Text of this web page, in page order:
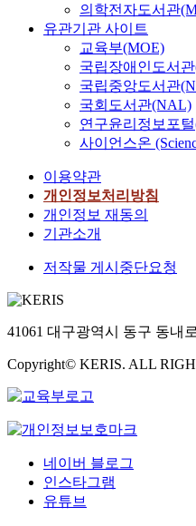
의학전자도서관
유관기관 사이트
교육부(MOE)
국립장애인도서
국립중앙도서관
국회도서관(NAL)
연구윤리정보포
사이언스온
이용약관
개인정보처리방침
개인정보 재동의
기관소개
저작물 게시중단요청
41061 대구광역시 동구 동내
Copyright© KERIS. ALL
네이버 블로그
인스타그램
유튜브